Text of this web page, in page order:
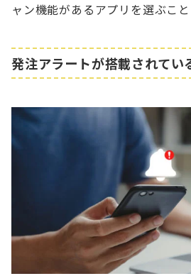
ャン機能があるアプリを選ぶこと
発注アラートが搭載されてい